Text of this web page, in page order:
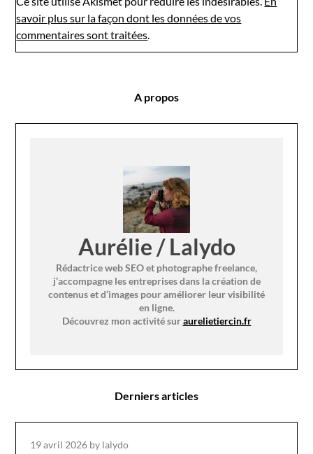
savoir plus sur la façon dont les données de vos
commentaires sont traitées.
A propos
Aurélie / Lalydo
Rédactrice web SEO et photographe freelance,
j’accompagne les entreprises dans la création de
contenus et d’images pour améliorer leur visibilité
en ligne.
Découvrez mon activité suraurelietiercin.fr
Derniers articles
19 avril 2026 by lalydo